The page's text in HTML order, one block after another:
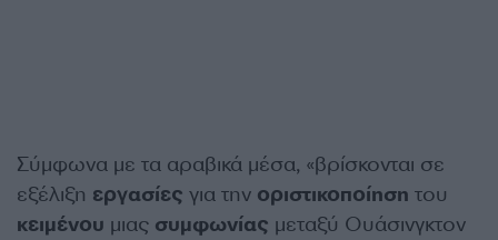
Σύμφωνα με τα αραβικά μέσα, «βρίσκονται σε
εξέλιξη εργασίες για την οριστικοποίηση του
κειμένου μιας συμφωνίας μεταξύ Ουάσινγκτον